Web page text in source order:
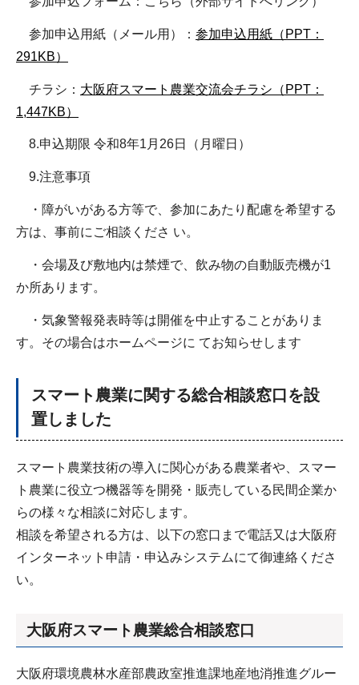
参加申込用紙（メール用）： 参加申込用紙（PPT：
291KB）
チラシ： 大阪府スマート農業交流会チラシ（PPT：
1,447KB）
8.申込期限 令和8年1月26日（月曜日）
9.注意事項
・障がいがある方等で、参加にあたり配慮を希望する
方は、事前にご相談くださ い。
・会場及び敷地内は禁煙で、飲み物の自動販売機が1
か所あります。
・気象警報発表時等は開催を中止することがありま
す。その場合はホームページに てお知らせします
スマート農業に関する総合相談窓口を設
置しました
スマート農業技術の導入に関心がある農業者や、スマー
ト農業に役立つ機器等を開発・販売している民間企業か
らの様々な相談に対応します。
相談を希望される方は、以下の窓口まで電話又は大阪府
インターネット申請・申込みシステムにて御連絡くださ
い。
大阪府スマート農業総合相談窓口
大阪府環境農林水産部農政室推進課地産地消推進グルー